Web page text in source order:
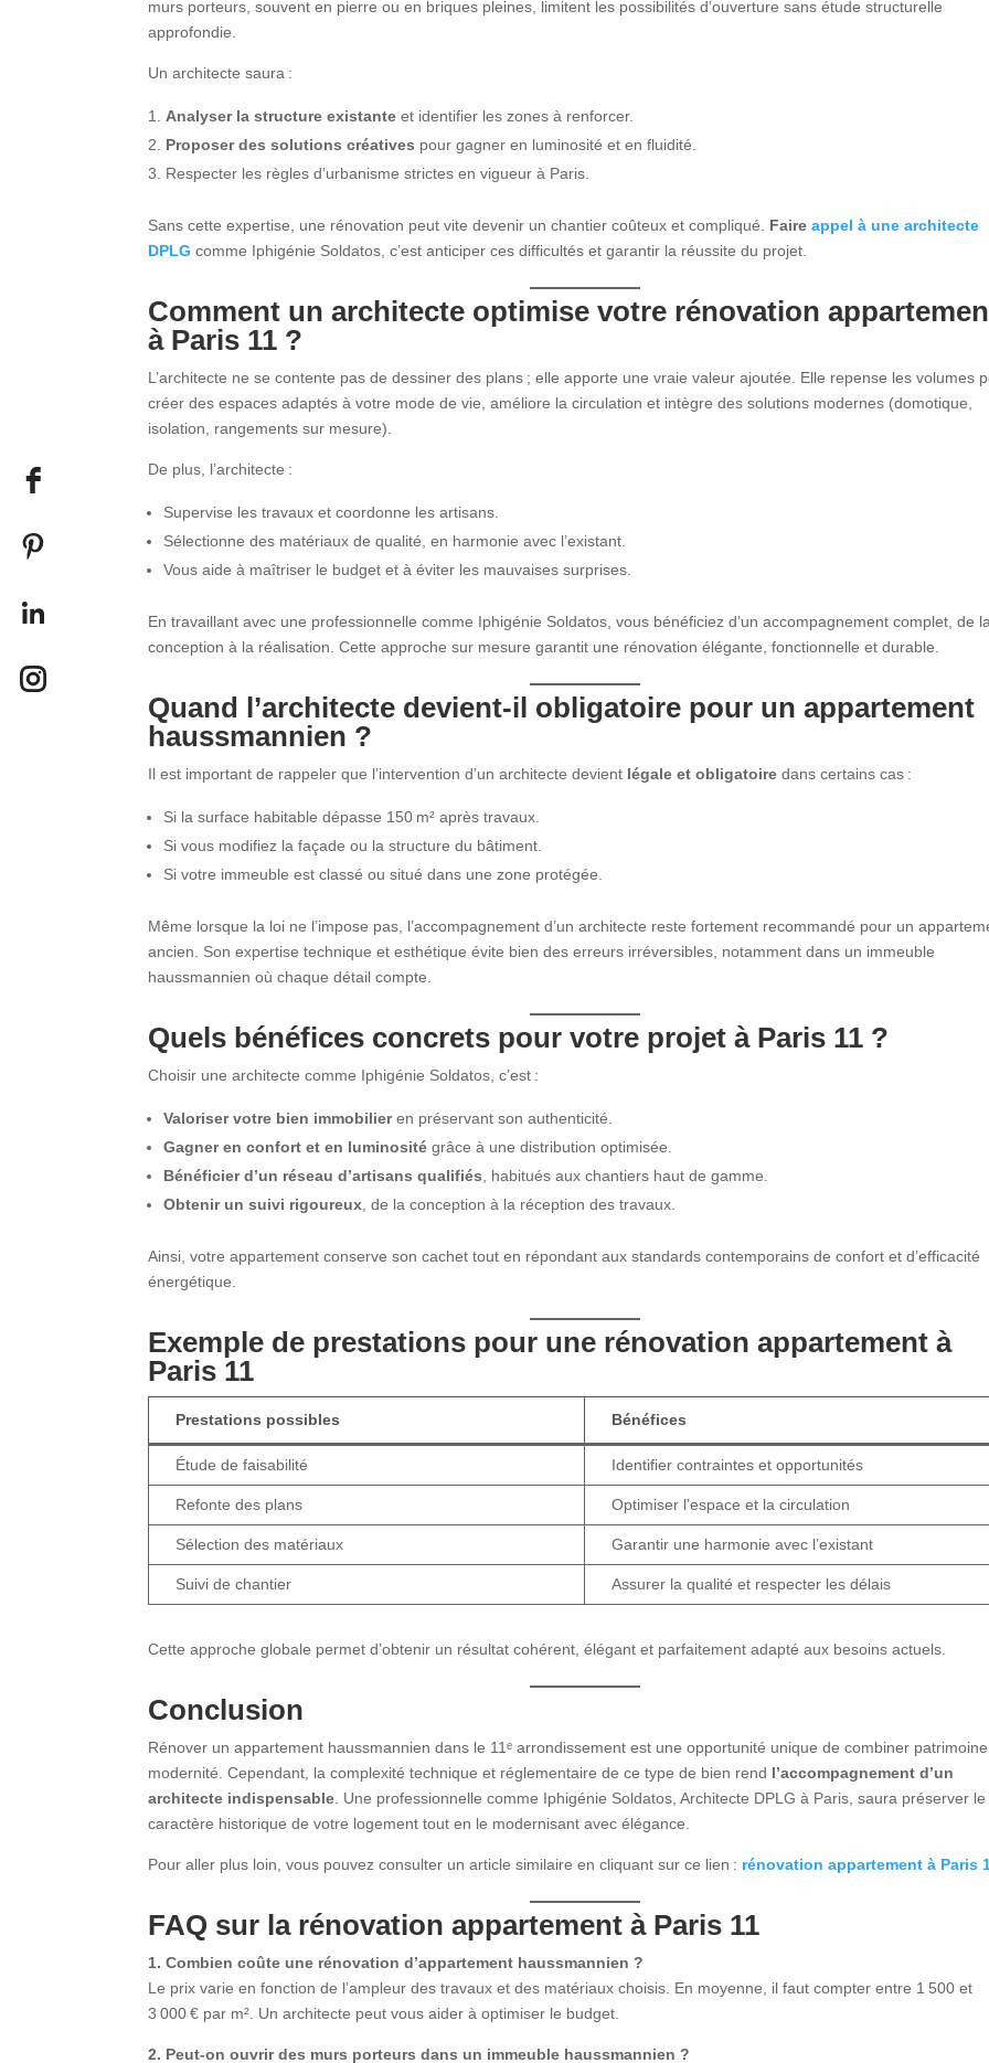
murs porteurs, souvent en pierre ou en briques pleines, limitent les possibilités d’ouverture sans étude structurelle
approfondie.
Un architecte saura :
Analyser la structure existante et identifier les zones à renforcer.
Proposer des solutions créatives pour gagner en luminosité et en fluidité.
Respecter les règles d’urbanisme strictes en vigueur à Paris.
Sans cette expertise, une rénovation peut vite devenir un chantier coûteux et compliqué. Faireappel à une architecte
DPLG comme Iphigénie Soldatos, c’est anticiper ces difficultés et garantir la réussite du projet.
Comment un architecte optimise votre rénovation
à Paris 11 ?
L’architecte ne se contente pas de dessiner des plans ; elle apporte une vraie valeur ajoutée. Elle repense les volumes
créer des espaces adaptés à votre mode de vie, améliore la circulation et intègre des solutions modernes (domotique,
isolation, rangements sur mesure).
De plus, l’architecte :
Supervise les travaux et coordonne les artisans.
Sélectionne des matériaux de qualité, en harmonie avec l’existant.
Vous aide à maîtriser le budget et à éviter les mauvaises surprises.
En travaillant avec une professionnelle comme Iphigénie Soldatos, vous bénéficiez d’un accompagnement complet, de
conception à la réalisation. Cette approche sur mesure garantit une rénovation élégante, fonctionnelle et durable.
Quand l’architecte devient-il obligatoire pour un appartement
haussmannien ?
Il est important de rappeler que l’intervention d’un architecte devient légale et obligatoire dans certains cas :
Si la surface habitable dépasse 150 m² après travaux.
Si vous modifiez la façade ou la structure du bâtiment.
Si votre immeuble est classé ou situé dans une zone protégée.
Même lorsque la loi ne l’impose pas, l’accompagnement d’un architecte reste fortement recommandé pour un
ancien. Son expertise technique et esthétique évite bien des erreurs irréversibles, notamment dans un immeuble
haussmannien où chaque détail compte.
Quels bénéfices concrets pour votre projet à Paris 11 ?
Choisir une architecte comme Iphigénie Soldatos, c’est :
Valoriser votre bien immobilieren préservant son authenticité.
Gagner en confort et en luminosité grâce à une distribution optimisée.
Bénéficier d’un réseau d’artisans qualifiés , habitués aux chantiers haut de gamme.
Obtenir un suivi rigoureux , de la conception à la réception des travaux.
Ainsi, votre appartement conserve son cachet tout en répondant aux standards contemporains de confort et d’efficacité
énergétique.
Exemple de prestations pour une rénovation appartement à
Paris 11
Prestations possibles Bénéfices
Étude de faisabilité Identifier contraintes et opportunités
Refonte des plans Optimiser l’espace et la circulation
Sélection des matériaux Garantir une harmonie avec l’existant
Suivi de chantier Assurer la qualité et respecter les délais
Cette approche globale permet d’obtenir un résultat cohérent, élégant et parfaitement adapté aux besoins actuels.
Conclusion
Rénover un appartement haussmannien dans le 11ᵉ arrondissement est une opportunité unique de combiner
modernité. Cependant, la complexité technique et réglementaire de ce type de bien rend l’accompagnement d’un
architecte indispensable . Une professionnelle comme Iphigénie Soldatos, Architecte DPLG à Paris, saura préserver le
caractère historique de votre logement tout en le modernisant avec élégance.
Pour aller plus loin, vous pouvez consulter un article similaire en cliquant sur ce lien : rénovation appartement à Paris
FAQ sur la rénovation appartement à Paris 11
1. Combien coûte une rénovation d’appartement haussmannien ?
Le prix varie en fonction de l’ampleur des travaux et des matériaux choisis. En moyenne, il faut compter entre 1 500 et
3 000 € par m². Un architecte peut vous aider à optimiser le budget.
2. Peut-on ouvrir des murs porteurs dans un immeuble haussmannien ?